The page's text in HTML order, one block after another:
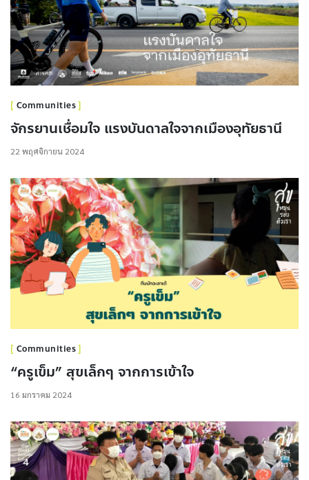
Communities
จักรยานเชื่อมใจ แรงบันดาลใจจากเมืองอุทัยธานี
22 พฤศจิกายน 2024
Communities
“ครูเข็ม” สุขเล็กๆ จากการเข้าใจ
16 มกราคม 2024